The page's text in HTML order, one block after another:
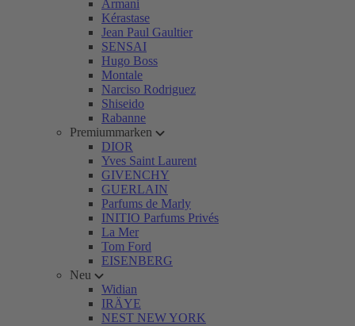
Armani
Kérastase
Jean Paul Gaultier
SENSAI
Hugo Boss
Montale
Narciso Rodriguez
Shiseido
Rabanne
Premiummarken
DIOR
Yves Saint Laurent
GIVENCHY
GUERLAIN
Parfums de Marly
INITIO Parfums Privés
La Mer
Tom Ford
EISENBERG
Neu
Widian
IRÄYE
NEST NEW YORK